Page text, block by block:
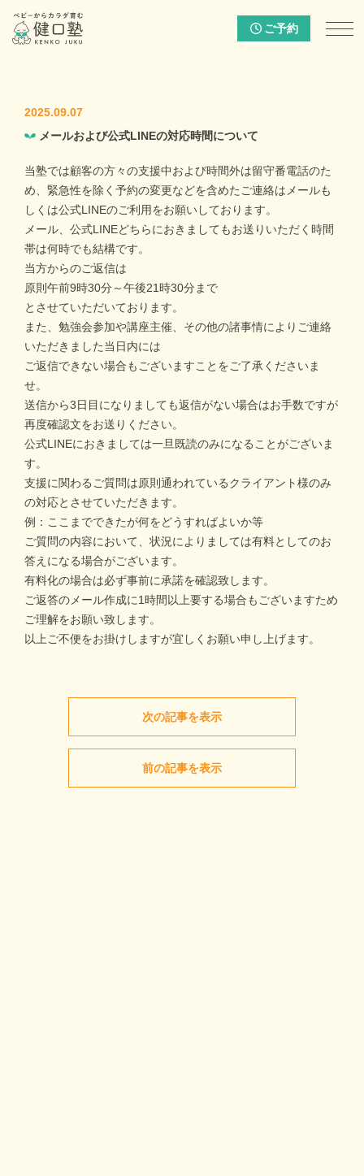
ご予約
2025.09.07
メールおよび公式LINEの対応時間について
当塾では顧客の方々の支援中および時間外は留守番電話のた
め、緊急性を除く予約の変更などを含めたご連絡はメールも
しくは公式LINEのご利用をお願いしております。
メール、公式LINEどちらにおきましてもお送りいただく時間
帯は何時でも結構です。
当方からのご返信は
原則午前9時30分～午後21時30分まで
とさせていただいております。
また、勉強会参加や講座主催、その他の諸事情によりご連絡
いただきました当日内には
ご返信できない場合もございますことをご了承くださいま
せ。
送信から3日目になりましても返信がない場合はお手数ですが
再度確認文をお送りください。
公式LINEにおきましては一旦既読のみになることがございま
す。
支援に関わるご質問は原則通われているクライアント様のみ
の対応とさせていただきます。
例：ここまでできたが何をどうすればよいか等
ご質問の内容において、状況によりましては有料としてのお
答えになる場合がございます。
有料化の場合は必ず事前に承諾を確認致します。
ご返答のメール作成に1時間以上要する場合もございますため
ご理解をお願い致します。
以上ご不便をお掛けしますが宜しくお願い申し上げます。
次の記事を表示
前の記事を表示